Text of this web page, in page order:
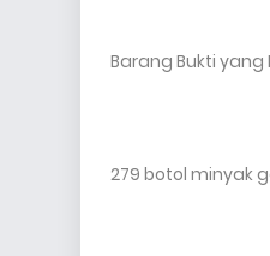
Barang Bukti
279 botol minyak